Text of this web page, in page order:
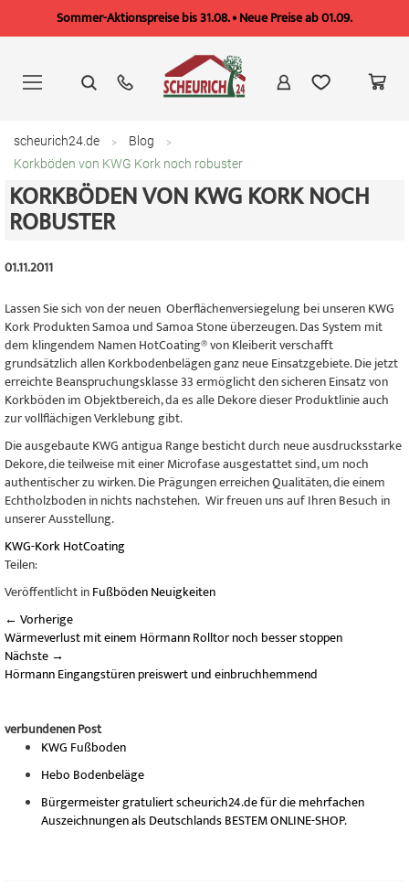
Sommer-Aktionspreise bis 31.08. • Neue Preise ab 01.09.
springen
scheurich24.de
Blog
Korkböden von KWG Kork noch robuster
KORKBÖDEN VON KWG KORK NOCH
ROBUSTER
01.11.2011
Lassen Sie sich von der neuen Oberflächenversiegelung bei unseren KWG
Kork Produkten Samoa und Samoa Stone überzeugen. Das System mit
dem klingendem Namen HotCoating® von Kleiberit verschafft
grundsätzlich allen Korkbodenbelägen ganz neue Einsatzgebiete. Die jetzt
erreichte Beanspruchungsklasse 33 ermöglicht den sicheren Einsatz von
Korkböden im Objektbereich, da es alle Dekore dieser Produktlinie auch
zur vollflächigen Verklebung gibt.
Die ausgebaute KWG antigua Range besticht durch neue ausdrucksstarke
Dekore, die teilweise mit einer Microfase ausgestattet sind, um noch
authentischer zu wirken. Die Prägungen erreichen Qualitäten, die einem
Echtholzboden in nichts nachstehen. Wir freuen uns auf Ihren Besuch in
unserer Ausstellung.
KWG-KorkHotCoating
Teilen:
Veröffentlicht inFußböden Neuigkeiten
← Vorherige
Wärmeverlust mit einem Hörmann Rolltor noch besser stoppen
Nächste →
Hörmann Eingangstüren preiswert und einbruchhemmend
verbundenen Post
KWG Fußboden
Hebo Bodenbeläge
Bürgermeister gratuliert scheurich24.de für die mehrfachen
Auszeichnungen als Deutschlands BESTEM ONLINE-SHOP.